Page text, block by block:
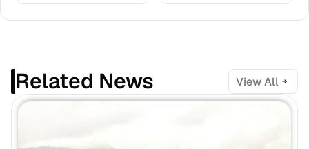
Related News View All